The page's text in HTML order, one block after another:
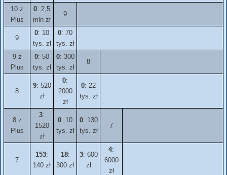
10 z
Plus
0: 2,5
mln zł
9
9
0: 10
tys. zł
0: 70
tys. zł
9 z
Plus
0: 50
tys. zł
0: 300
tys. zł
8
8
9: 520
zł
0:
2000
zł
0: 22
tys. zł
8 z
Plus
3:
1520
zł
0: 10
tys. zł
0: 130
tys. zł
7
7
153:
140 zł
18:
300 zł
3: 600
zł
4:
6000
zł